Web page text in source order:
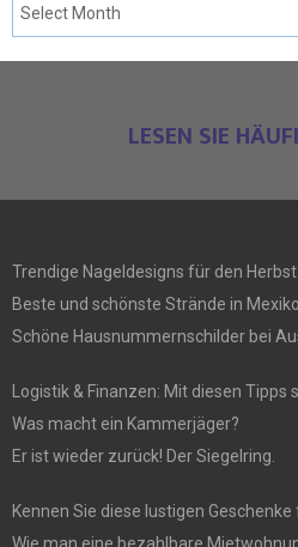
LESEN SIE
Trendige Nageldesigns für den
Beste und schönste Strände in Mexiko
Schöne Hausnummernschilder bei
Logistik & Finanzen: Mit diesen Tipps
Was macht ein Kammerjäger?
Er ist wieder zurück! Der Siegelring.
Kennen Sie diese lustigen
Wie man eine bezahlbare